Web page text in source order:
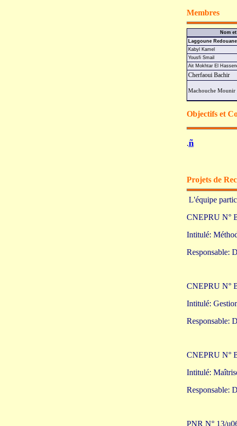
Membres
Nom
Laggoune Redouane
Kabyl Kamel
Yousfi Smail
Ait Mokhtar El
Cherfaoui Bachir
Machouche Mounir
Objectifs et
.ñ
Projets de
L'équipe
CNEPRU N°
Intitulé:
Responsable:
CNEPRU N°
Intitulé:
Responsable:
CNEPRU N°
Intitulé:
Responsable:
PNR N° 13/